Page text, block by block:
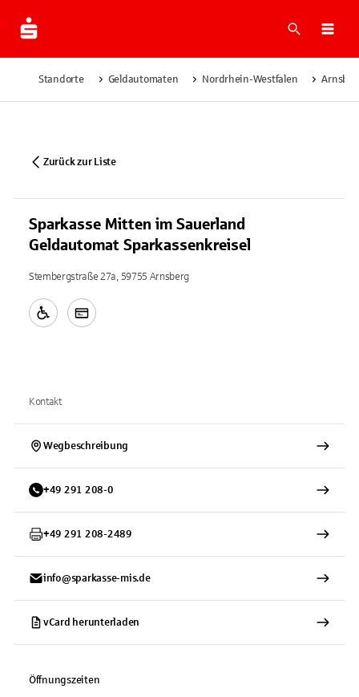
Suche
Standorte Geldautomaten Nordrhein-Westfalen
Zurück zur Liste
Sparkasse Mitten im Sauerland
Geldautomat Sparkassenkreisel
Stembergstraße 27a, 59755 Arnsberg
Kontakt
Wegbeschreibung
+49 291 208-0
+49 291 208-2489
info@sparkasse-mis.de
vCard herunterladen
Öffnungszeiten